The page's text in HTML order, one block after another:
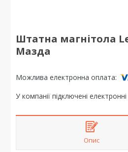
Штатна магнітола
Мазда
У компанії підключені
Опис